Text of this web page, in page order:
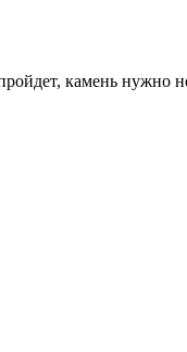
камень нужно